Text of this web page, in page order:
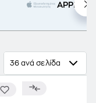
APPLE
36 ανά σελίδα